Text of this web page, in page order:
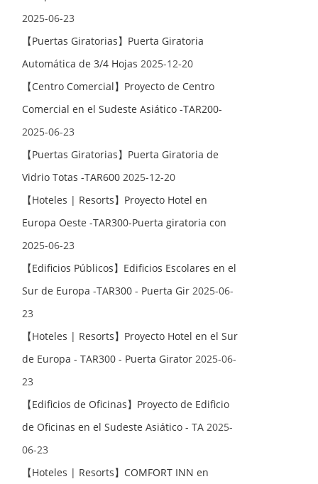
2025-06-23
【Puertas Giratorias】Puerta Giratoria
Automática de 3/4 Hojas 2025-12-20
【Centro Comercial】Proyecto de Centro
Comercial en el Sudeste Asiático -TAR200-
2025-06-23
【Puertas Giratorias】Puerta Giratoria de
Vidrio Totas -TAR600 2025-12-20
【Hoteles | Resorts】Proyecto Hotel en
Europa Oeste -TAR300-Puerta giratoria con
2025-06-23
【Edificios Públicos】Edificios Escolares en el
Sur de Europa -TAR300 - Puerta Gir 2025-06-
23
【Hoteles | Resorts】Proyecto Hotel en el Sur
de Europa - TAR300 - Puerta Girator 2025-06-
23
【Edificios de Oficinas】Proyecto de Edificio
de Oficinas en el Sudeste Asiático - TA 2025-
06-23
【Hoteles | Resorts】COMFORT INN en